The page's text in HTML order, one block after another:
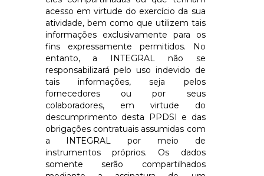
acesso em virtude do exercício da sua
atividade, bem como que utilizem tais
informações exclusivamente para os
fins expressamente permitidos. No
entanto, a INTEGRAL
não se
responsabilizará pelo uso indevido de
tais informações, seja pelos
fornecedores ou por seus
colaboradores, em virtude do
descumprimento desta PPDSI e das
obrigações contratuais assumidas com
a INTEGRAL
por meio de
instrumentos próprios. Os dados
somente serão compartilhados